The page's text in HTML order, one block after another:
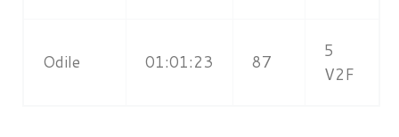
Odile 01:01:23 87
5
V2F